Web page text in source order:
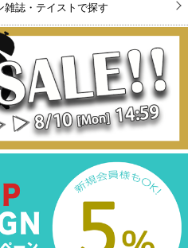
雑誌・テイストで探す